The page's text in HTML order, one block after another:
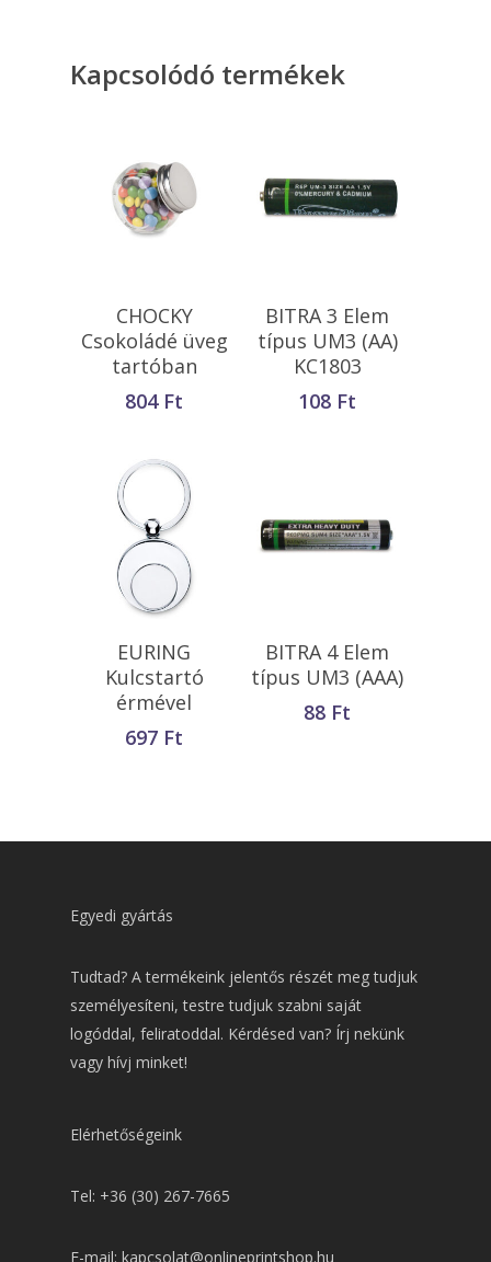
Kapcsolódó termékek
Kosárba
Teszem
CHOCKY
Csokoládé üveg
tartóban
804 Ft
Kosárba
Teszem
BITRA 3 Elem
típus UM3 (AA)
KC1803
108 Ft
Kosárba
Teszem
EURING
Kulcstartó
érmével
697 Ft
Kosárba
Teszem
BITRA 4 Elem
típus UM3 (AAA)
88 Ft
Egyedi gyártás
Tudtad? A termékeink jelentős részét meg tudjuk
személyesíteni, testre tudjuk szabni saját
logóddal, feliratoddal. Kérdésed van? Írj nekünk
vagy hívj minket!
Elérhetőségeink
Tel: +36 (30) 267-7665
E-mail: kapcsolat@onlineprintshop.hu